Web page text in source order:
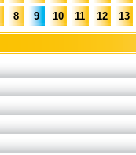
8 9 10 11 12 13